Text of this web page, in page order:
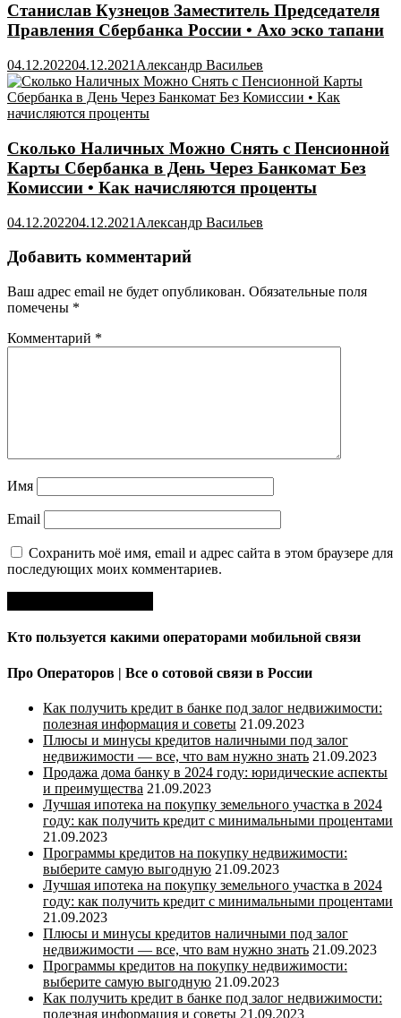
Станислав Кузнецов Заместитель Председателя
Правления Сбербанка России • Ахо эско тапани
04.12.202204.12.2021 Александр Васильев
Сколько Наличных Можно Снять с Пенсионной
Карты Сбербанка в День Через Банкомат Без
Комиссии • Как начисляются проценты
04.12.202204.12.2021 Александр Васильев
Добавить комментарий
Ваш адрес email не будет опубликован. Обязательные поля
помечены *
Комментарий *
Имя
Email
Сохранить моё имя, email и адрес сайта в этом браузере для
последующих моих комментариев.
Кто пользуется какими операторами мобильной связи
Про Операторов | Все о сотовой связи в России
Как получить кредит в банке под залог недвижимости:
полезная информация и советы 21.09.2023
Плюсы и минусы кредитов наличными под залог
недвижимости — все, что вам нужно знать 21.09.2023
Продажа дома банку в 2024 году: юридические аспекты
и преимущества 21.09.2023
Лучшая ипотека на покупку земельного участка в 2024
году: как получить кредит с минимальными процентами
21.09.2023
Программы кредитов на покупку недвижимости:
выберите самую выгодную 21.09.2023
Лучшая ипотека на покупку земельного участка в 2024
году: как получить кредит с минимальными процентами
21.09.2023
Плюсы и минусы кредитов наличными под залог
недвижимости — все, что вам нужно знать 21.09.2023
Программы кредитов на покупку недвижимости:
выберите самую выгодную 21.09.2023
Как получить кредит в банке под залог недвижимости:
полезная информация и советы 21.09.2023